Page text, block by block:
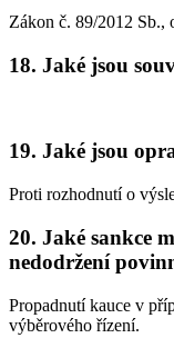
Zákon č. 89/2012 Sb.,
18. Jaké jsou
19. Jaké jsou
Proti rozhodnutí o
20. Jaké sankce
nedodržení
Propadnutí kauce v
výběrového řízení.